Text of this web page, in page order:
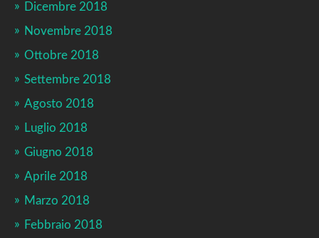
Dicembre 2018
Novembre 2018
Ottobre 2018
Settembre 2018
Agosto 2018
Luglio 2018
Giugno 2018
Aprile 2018
Marzo 2018
Febbraio 2018